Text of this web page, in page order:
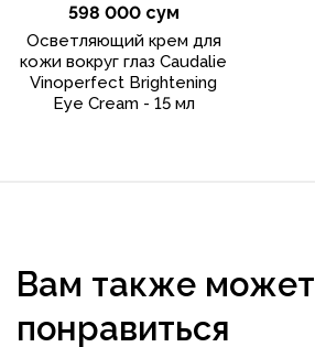
598 000 сум
Осветляющий крем для
кожи вокруг глаз Caudalie
Vinoperfect Brightening
Eye Cream - 15 мл
Вам также может
понравиться